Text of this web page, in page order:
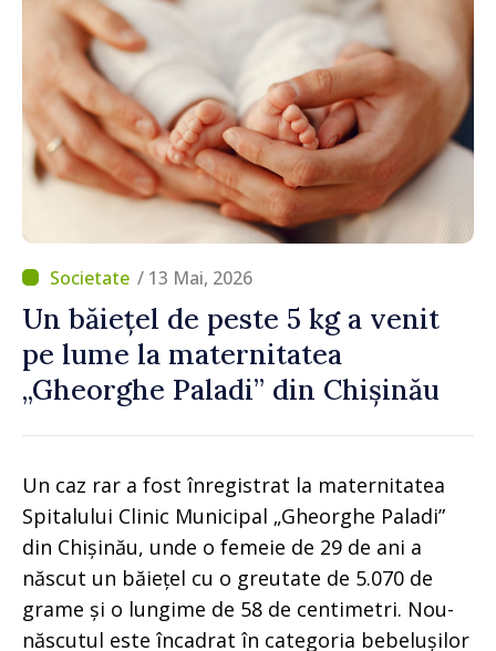
/ 13 Mai, 2026
Un băiețel de peste 5 kg a venit
pe lume la maternitatea
„Gheorghe Paladi” din Chișinău
Un caz rar a fost înregistrat la maternitatea
Spitalului Clinic Municipal „Gheorghe Paladi”
din Chișinău, unde o femeie de 29 de ani a
născut un băiețel cu o greutate de 5.070 de
grame și o lungime de 58 de centimetri. Nou-
născutul este încadrat în categoria bebelușilor